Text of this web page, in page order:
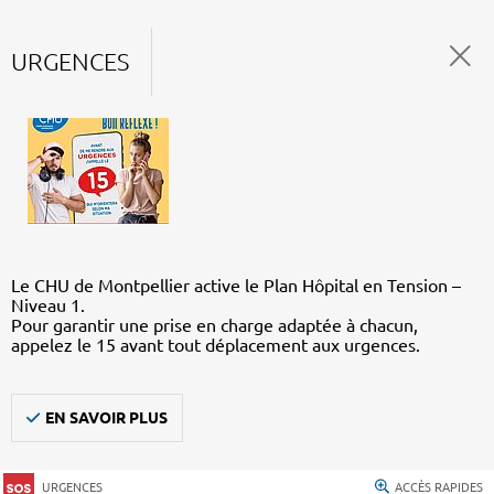
URGENCES
Le CHU de Montpellier active le Plan Hôpital en Tension –
Niveau 1.
Pour garantir une prise en charge adaptée à chacun,
appelez le 15 avant tout déplacement aux urgences.
EN SAVOIR PLUS
URGENCES ACCÈS RAPIDES